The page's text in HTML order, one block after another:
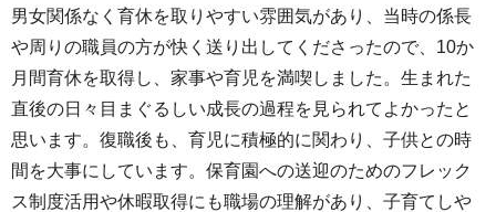
男女関係なく育休を取りやすい雰囲気があり、当時の係長
や周りの職員の方が快く送り出してくださったので、10か
月間育休を取得し、家事や育児を満喫しました。生まれた
直後の日々目まぐるしい成長の過程を見られてよかったと
思います。復職後も、育児に積極的に関わり、子供との時
間を大事にしています。保育園への送迎のためのフレック
ス制度活用や休暇取得にも職場の理解があり、子育てしや